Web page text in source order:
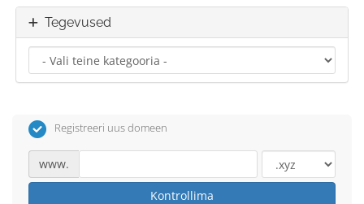
Tegevused
Registreeri uus domeen
www.
Kontrollima